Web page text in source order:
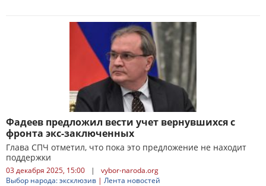
Фадеев предложил вести учет вернувшихся с
фронта экс-заключенных
Глава СПЧ отметил, что пока это предложение не находит
поддержки
03 декабря 2025, 15:00 |
vybor-naroda.org
Выбор народа: эксклюзив | Лента новостей